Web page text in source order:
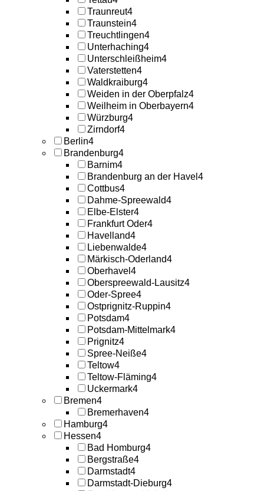
Traunreut4
Traunstein4
Treuchtlingen4
Unterhaching4
Unterschleißheim4
Vaterstetten4
Waldkraiburg4
Weiden in der Oberpfalz4
Weilheim in Oberbayern4
Würzburg4
Zirndorf4
Berlin4
Brandenburg4
Barnim4
Brandenburg an der Havel 4
Cottbus4
Dahme-Spreewald4
Elbe-Elster4
Frankfurt Oder4
Havelland4
Liebenwalde4
Märkisch-Oderland4
Oberhavel 4
Oberspreewald-Lausitz4
Oder-Spree4
Ostprignitz-Ruppin4
Potsdam4
Potsdam-Mittelmark4
Prignitz4
Spree-Neiße4
Teltow4
Teltow-Fläming4
Uckermark4
Bremen4
Bremerhaven4
Hamburg4
Hessen4
Bad Homburg4
Bergstraße4
Darmstadt4
Darmstadt-Dieburg4